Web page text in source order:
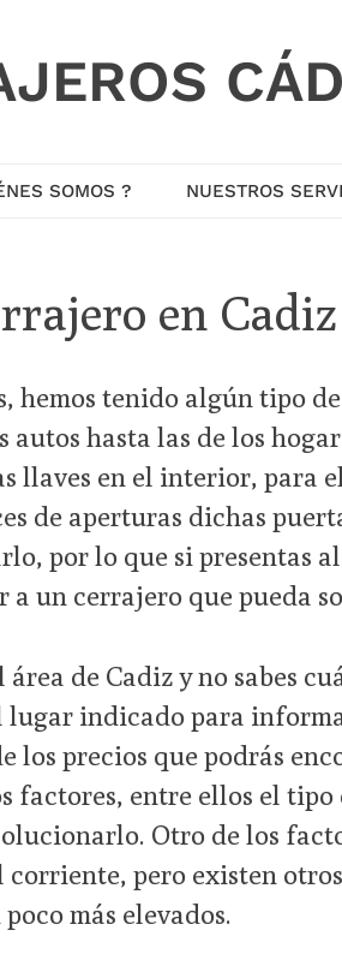
SOMOS ? NUESTROS
en Cadiz
hemos tenido algún tipo
hasta las de los
llaves en el interior, para
de aperturas dichas
por lo que si presentas
a un cerrajero que pueda
de Cadiz y no sabes
indicado para
los precios que podrás
factores, entre ellos el
Otro de los
pero existen
más elevados.